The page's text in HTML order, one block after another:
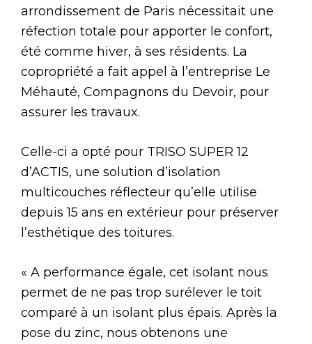
arrondissement de Paris nécessitait une
réfection totale pour apporter le confort,
été comme hiver, à ses résidents. La
copropriété a fait appel à l’entreprise Le
Méhauté, Compagnons du Devoir, pour
assurer les travaux.
Celle-ci a opté pour TRISO SUPER 12
d’ACTIS, une solution d’isolation
multicouches réflecteur qu’elle utilise
depuis 15 ans en extérieur pour préserver
l’esthétique des toitures.
« A performance égale, cet isolant nous
permet de ne pas trop surélever le toit
comparé à un isolant plus épais. Après la
pose du zinc, nous obtenons une